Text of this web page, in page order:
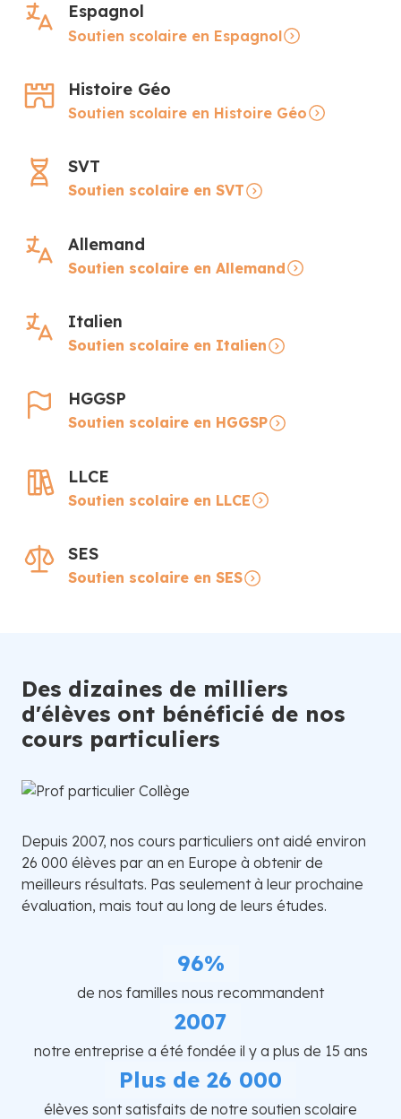
Espagnol
Soutien scolaire en Espagnol
Histoire Géo
Soutien scolaire en Histoire Géo
SVT
Soutien scolaire en SVT
Allemand
Soutien scolaire en Allemand
Italien
Soutien scolaire en Italien
HGGSP
Soutien scolaire en HGGSP
LLCE
Soutien scolaire en LLCE
SES
Soutien scolaire en SES
Des dizaines de milliers
d'élèves ont bénéficié de nos
cours particuliers
Depuis 2007, nos cours particuliers ont aidé environ
26 000 élèves par an en Europe à obtenir de
meilleurs résultats. Pas seulement à leur prochaine
évaluation, mais tout au long de leurs études.
96%
de nos familles nous recommandent
2007
notre entreprise a été fondée il y a plus de 15 ans
Plus de 26 000
élèves sont satisfaits de notre soutien scolaire